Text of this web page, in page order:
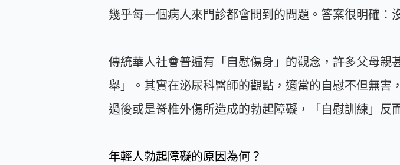
幾乎每一個病人來門診都會問到的問題。答案很明確：
傳統華人社會普遍有「自慰傷身」的觀念，許多父母
舉」。其實在泌尿科醫師的觀點，適當的自慰不但無
過後或是脊椎外傷所造成的勃起障礙，「自慰訓練」反
年輕人勃起障礙的原因為何？